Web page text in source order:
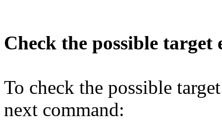
Check the possible target
To check the possible
next command: